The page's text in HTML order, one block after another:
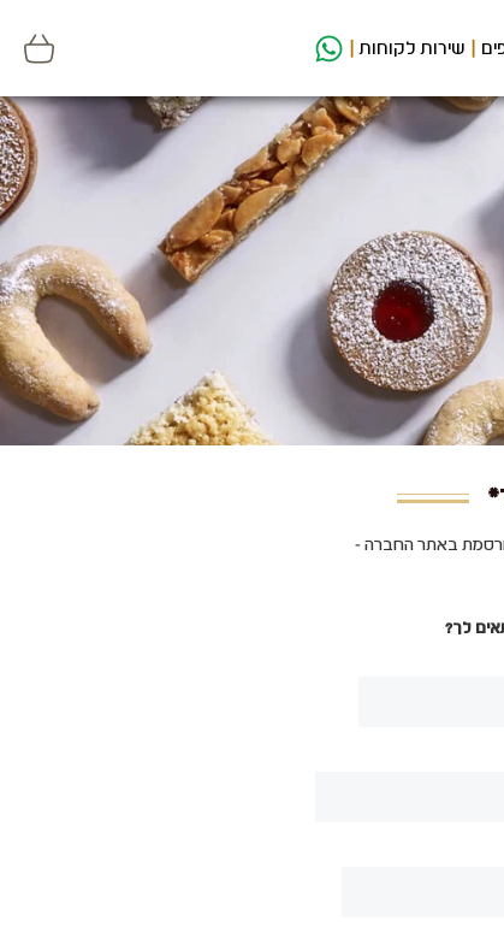
שירות לקוחות
באתר החברה -
לך?